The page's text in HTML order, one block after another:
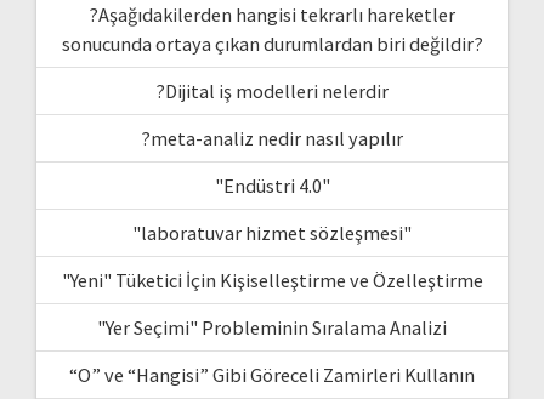
?Aşağıdakilerden hangisi tekrarlı hareketler
sonucunda ortaya çıkan durumlardan biri değildir?
?Dijital iş modelleri nelerdir
?meta-analiz nedir nasıl yapılır
"Endüstri 4.0"
"laboratuvar hizmet sözleşmesi"
"Yeni" Tüketici İçin Kişiselleştirme ve Özelleştirme
"Yer Seçimi" Probleminin Sıralama Analizi
“O” ve “Hangisi” Gibi Göreceli Zamirleri Kullanın